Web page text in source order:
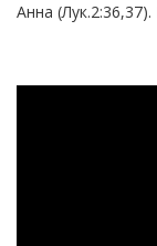
Анна